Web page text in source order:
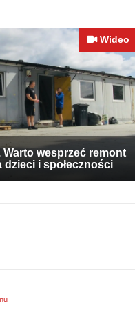
Wideo
Warto wesprzeć remont
dzieci i społeczności